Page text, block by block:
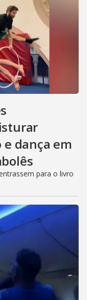
dança em
para o livro